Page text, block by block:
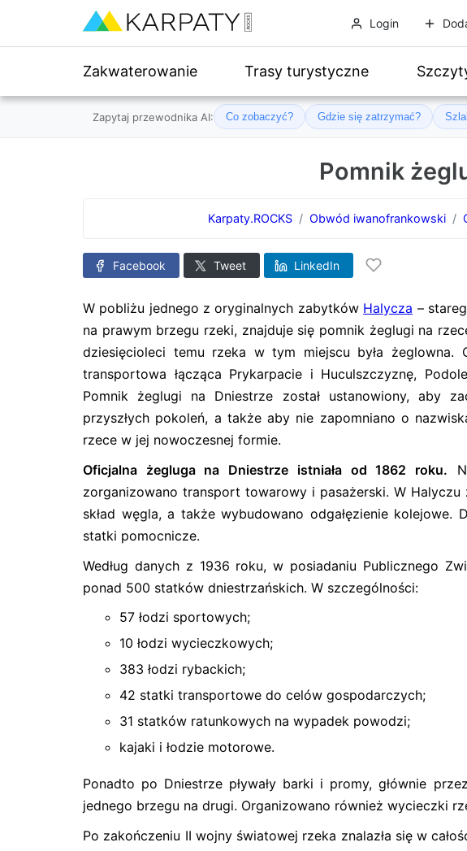
Login
Zakwaterowanie Trasy turystyczne
Zapytaj przewodnika AI: Co zobaczyć? Gdzie się zatrzymać?
Pomnik
Karpaty.ROCKS Obwód iwanofrankowski
Facebook Tweet LinkedIn
W pobliżu jednego z oryginalnych zabytków Halycza –
na prawym brzegu rzeki, znajduje się pomnik żeglugi na
dziesięcioleci temu rzeka w tym miejscu była żeglowna.
transportowa łącząca Prykarpacie i Huculszczyznę,
Pomnik żeglugi na Dniestrze został ustanowiony, aby
przyszłych pokoleń, a także aby nie zapomniano o
rzece w jej nowoczesnej formie.
Oficjalna żegluga na Dniestrze istniała od 1862 roku.
zorganizowano transport towarowy i pasażerski. W Halyczu
skład węgla, a także wybudowano odgałęzienie
statki pomocnicze.
Według danych z 1936 roku, w posiadaniu Publicznego
ponad 500 statków dniestrzańskich. W szczególności:
57 łodzi sportowych;
10 łodzi wycieczkowych;
383 łodzi rybackich;
42 statki transportowe do celów gospodarczych;
31 statków ratunkowych na wypadek powodzi;
kajaki i łodzie motorowe.
Ponadto po Dniestrze pływały barki i promy, głównie
jednego brzegu na drugi. Organizowano również wycieczki
Po zakończeniu II wojny światowej rzeka znalazła się w